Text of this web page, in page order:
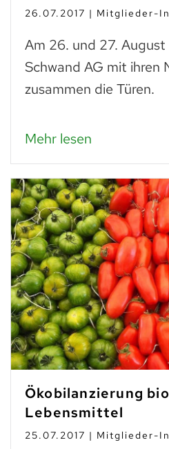
26.07.2017 | Mitglieder-
Am 26. und 27.
Schwand AG mit ihren
zusammen die Türen.
Mehr lesen
Ökobilanzierung
Lebensmittel
25.07.2017 | Mitglieder-